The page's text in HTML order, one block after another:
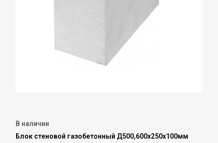
В наличии
Блок стеновой газобетонный Д500,600х250х100мм